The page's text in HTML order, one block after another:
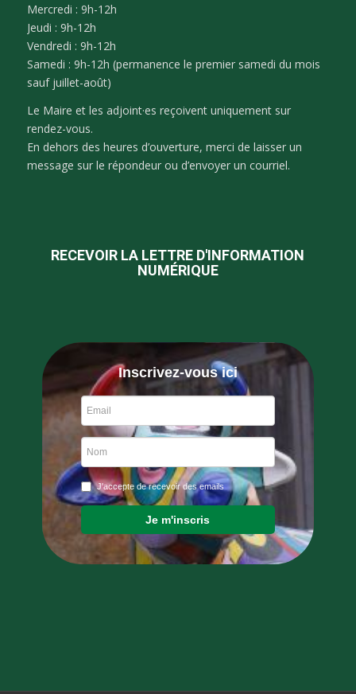
Mercredi : 9h-12h
Jeudi : 9h-12h
Vendredi : 9h-12h
Samedi : 9h-12h (permanence le premier samedi du mois
sauf juillet-août)
Le Maire et les adjoint·es reçoivent uniquement sur
rendez-vous.
En dehors des heures d’ouverture, merci de laisser un
message sur le répondeur ou d’envoyer un courriel.
RECEVOIR LA LETTRE D'INFORMATION
NUMÉRIQUE
Inscrivez-vous ici
J'accepte de recevoir des emails
Je m'inscris